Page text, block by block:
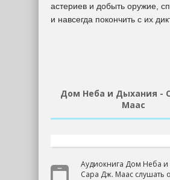
астериев и добыть оружие,
и навсегда покончить с их
Дом Неба и Дыхания -
Маас
Аудиокнига Дом Неба
Сара Дж. Маас слушать